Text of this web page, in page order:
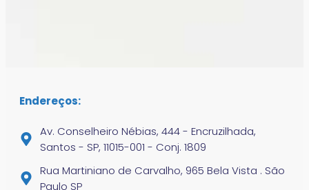
Endereços:
Av. Conselheiro Nébias, 444 - Encruzilhada,
Santos - SP, 11015-001 - Conj. 1809
Rua Martiniano de Carvalho, 965 Bela Vista . São
Paulo SP